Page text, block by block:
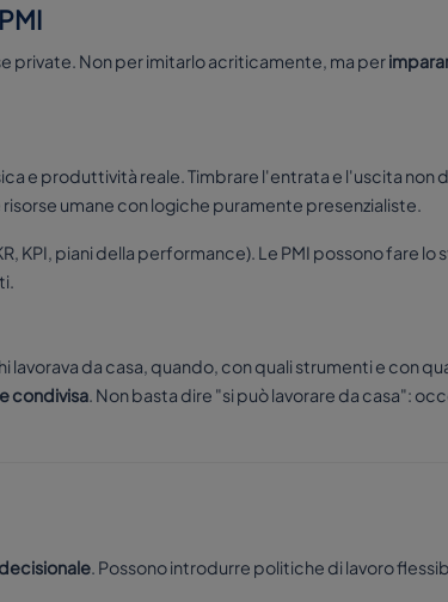
private. Non per imitarlo acriticamente, ma per
e produttività reale. Timbrare l'entrata e l'uscita non
umane con logiche puramente presenzialiste.
KPI, piani della performance). Le PMI possono fare lo
lavorava da casa, quando, con quali strumenti e con
condivisa. Non basta dire "si può lavorare da casa":
. Possono introdurre politiche di lavoro